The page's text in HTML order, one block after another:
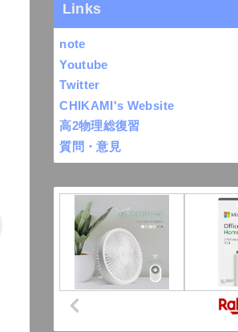
Links
note
Youtube
Twitter
CHIKAMI's Website
高2物理総復習
質問・意見